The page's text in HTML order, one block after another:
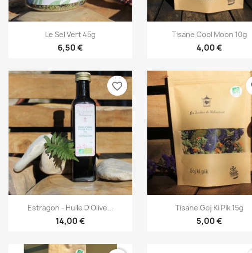
Aperçu rapide
Le Sel Vert 45g
6,50 €
Aperçu rapide
Tisane Cool Moon 10g
4,00 €
Aperçu rapide
Estragon - Huile D'Olive...
14,00 €
favorite_border
Aperçu rapide
Tisane Goj Ki Pik 15g
5,00 €